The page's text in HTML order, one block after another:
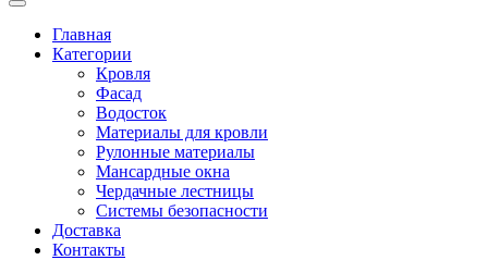
Open
ButtonГлавная
Категории
Кровля
Фасад
Водосток
Материалы для кровли
Рулонные материалы
Мансардные окна
Чердачные лестницы
Системы безопасности
Доставка
Контакты